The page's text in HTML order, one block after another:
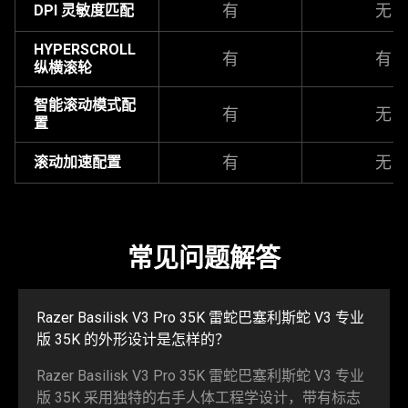
DPI 灵敏度匹配 有 无
HYPERSCROLL
纵横滚轮
有 有
智能滚动模式配
置
有 无
滚动加速配置 有 无
常见问题解答
Razer Basilisk V3 Pro 35K 雷蛇巴塞利斯蛇 V3 专业
版 35K 的外形设计是怎样的？
Razer Basilisk V3 Pro 35K 雷蛇巴塞利斯蛇 V3 专业
版 35K 采用独特的右手人体工程学设计，带有标志